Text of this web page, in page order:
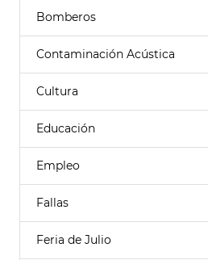
Bomberos
Contaminación Acústica
Cultura
Educación
Empleo
Fallas
Feria de Julio